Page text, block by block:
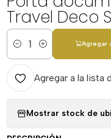
Travel Deco
Cantidad
Agregar
Agregar a la lista
Mostrar stock de